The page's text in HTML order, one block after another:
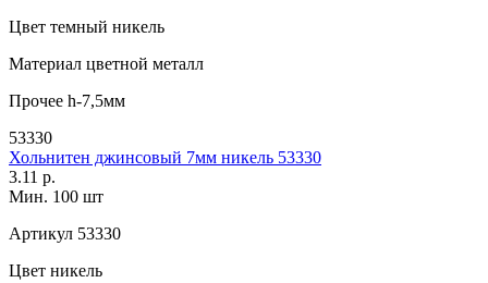
Цвет темный никель
Материал цветной металл
Прочее h-7,5мм
53330
Хольнитен джинсовый 7мм никель 53330
3.11 р.
Мин. 100 шт
Артикул 53330
Цвет никель